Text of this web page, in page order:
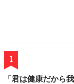
1
「君は健康だから